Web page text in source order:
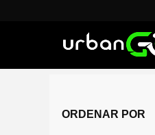
ORDENAR POR